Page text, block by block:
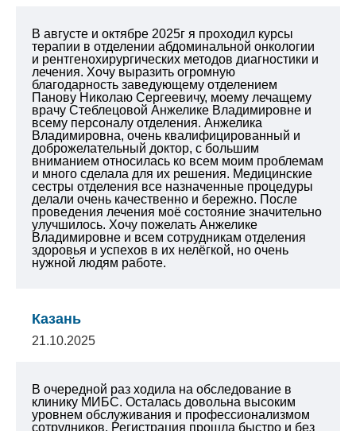
В августе и октябре 2025г я проходил курсы
терапии в отделении абдоминальной онкологии
и рентгенохирургических методов диагностики и
лечения. Хочу выразить огромную
благодарность заведующему отделением
Панову Николаю Сергеевичу, моему лечащему
врачу Стеблецовой Анжелике Владимировне и
всему персоналу отделения. Анжелика
Владимировна, очень квалифицированный и
доброжелательный доктор, с большим
вниманием относилась ко всем моим проблемам
и много сделала для их решения. Медицинские
сестры отделения все назначенные процедуры
делали очень качественно и бережно. После
проведения лечения моё состояние значительно
улучшилось. Хочу пожелать Анжелике
Владимировне и всем сотрудникам отделения
здоровья и успехов в их нелёгкой, но очень
нужной людям работе.
Казань
21.10.2025
В очередной раз ходила на обследование в
клинику МИБС. Осталась довольна высоким
уровнем обслуживания и профессионализмом
сотрудников. Регистрация прошла быстро и без